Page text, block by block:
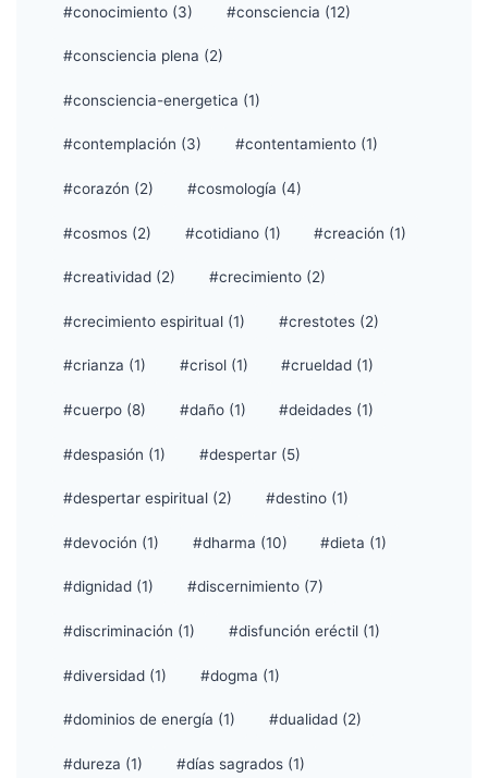
#conocimiento (3) #consciencia (12)
#consciencia plena (2)
#consciencia-energetica (1)
#contemplación (3) #contentamiento (1)
#corazón (2) #cosmología (4)
#cosmos (2) #cotidiano (1) #creación (1)
#creatividad (2) #crecimiento (2)
#crecimiento espiritual (1) #crestotes (2)
#crianza (1) #crisol (1) #crueldad (1)
#cuerpo (8) #daño (1) #deidades (1)
#despasión (1) #despertar (5)
#despertar espiritual (2) #destino (1)
#devoción (1) #dharma (10) #dieta (1)
#dignidad (1) #discernimiento (7)
#discriminación (1) #disfunción eréctil (1)
#diversidad (1) #dogma (1)
#dominios de energía (1) #dualidad (2)
#dureza (1) #días sagrados (1)